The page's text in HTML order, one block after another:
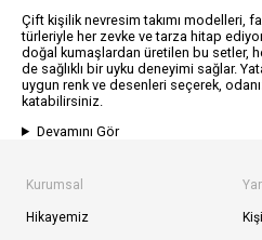
Çift kişilik nevresim takımı modelleri,
türleriyle her zevke ve tarza hitap
doğal kumaşlardan üretilen bu setler,
de sağlıklı bir uyku deneyimi sağlar.
uygun renk ve desenleri seçerek,
katabilirsiniz.
Devamını Gör
Kurumsal
Hikayemiz